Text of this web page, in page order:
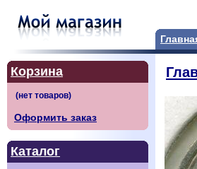
Корзина
Оформить заказ
Каталог